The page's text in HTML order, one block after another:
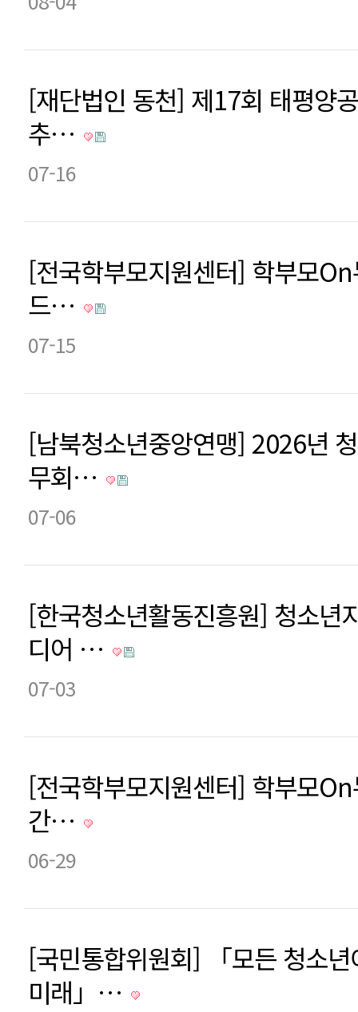
[재단법인 동천] 제17회 태평양
추…
07-16
[전국학부모지원센터] 학부모
드…
07-15
[남북청소년중앙연맹] 2026년
무회…
07-06
[한국청소년활동진흥원] 청소년
디어 …
07-03
[전국학부모지원센터] 학부모
간…
06-29
[국민통합위원회] 「모든 청소
미래」…